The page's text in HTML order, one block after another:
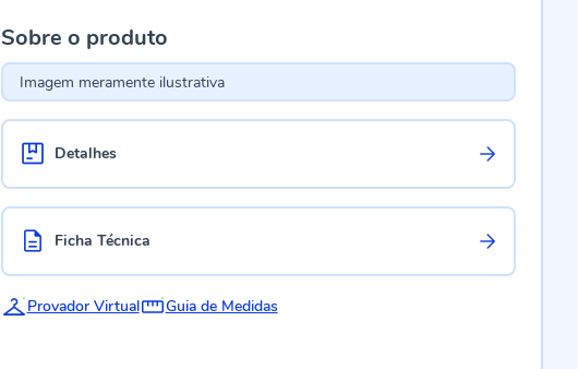
Sobre o produto
Imagem meramente ilustrativa
Detalhes
Ficha Técnica
Provador Virtual Guia de Medidas